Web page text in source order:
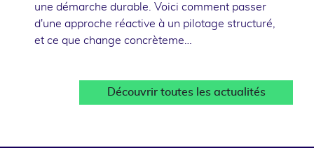
une démarche durable. Voici comment passer
d'une approche réactive à un pilotage structuré,
et ce que change concrèteme…
Découvrir toutes les actualités